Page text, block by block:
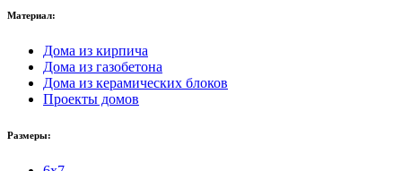
Материал:
Дома из кирпича
Дома из газобетона
Дома из керамических блоков
Проекты домов
Размеры: